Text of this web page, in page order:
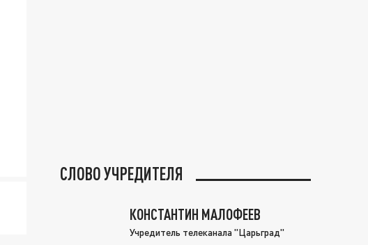
СЛОВО УЧРЕДИТЕЛЯ
КОНСТАНТИН МАЛОФЕЕВ
Учредитель телеканала "Царьград"